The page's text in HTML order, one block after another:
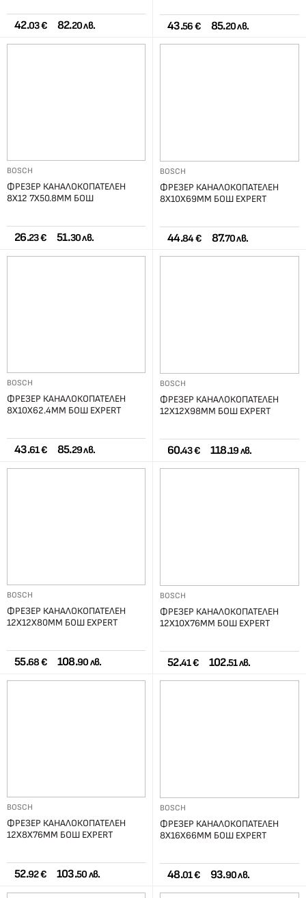
42.03 € 82.20 лв. 43.56 € 85.20 лв.
BOSCH
ФРЕЗЕР КАНАЛОКОПАТЕЛЕН
8Х12 7Х50.8ММ БОШ
26.23 € 51.30 лв.
BOSCH
ФРЕЗЕР КАНАЛОКОПАТЕЛЕН
8Х10Х69ММ БОШ EXPERT
44.84 € 87.70 лв.
BOSCH
ФРЕЗЕР КАНАЛОКОПАТЕЛЕН
8Х10Х62.4ММ БОШ EXPERT
43.61 € 85.29 лв.
BOSCH
ФРЕЗЕР КАНАЛОКОПАТЕЛЕН
12Х12Х98ММ БОШ EXPERT
60.43 € 118.19 лв.
BOSCH
ФРЕЗЕР КАНАЛОКОПАТЕЛЕН
12Х12Х80ММ БОШ EXPERT
55.68 € 108.90 лв.
BOSCH
ФРЕЗЕР КАНАЛОКОПАТЕЛЕН
12Х10Х76ММ БОШ EXPERT
52.41 € 102.51 лв.
BOSCH
ФРЕЗЕР КАНАЛОКОПАТЕЛЕН
12Х8Х76ММ БОШ EXPERT
52.92 € 103.50 лв.
BOSCH
ФРЕЗЕР КАНАЛОКОПАТЕЛЕН
8Х16Х66ММ БОШ EXPERT
48.01 € 93.90 лв.